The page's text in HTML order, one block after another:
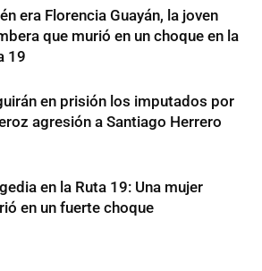
era Florencia Guayán, la joven
que murió en un choque en la
19
en prisión los imputados por
agresión a Santiago Herrero
en la Ruta 19: Una mujer
en un fuerte choque